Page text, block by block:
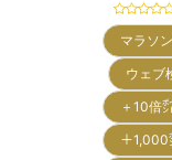
マラソ
ウェブ
＋10倍
＋